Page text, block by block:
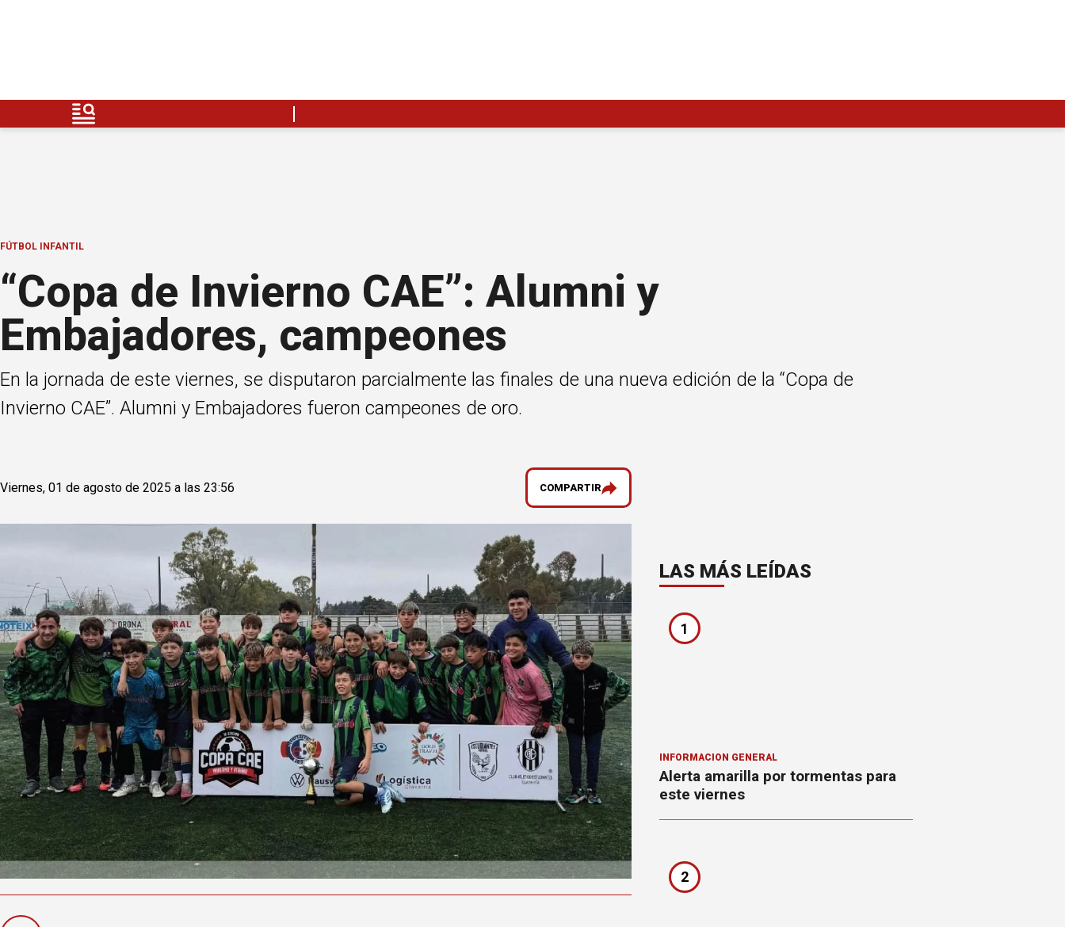
FÚTBOL INFANTIL
“Copa de Invierno CAE”: Alumni y
Embajadores, campeones
En la jornada de este viernes, se disputaron parcialmente las finales de una nueva edición de la “Copa de
Invierno CAE”. Alumni y Embajadores fueron campeones de oro.
Viernes, 01 de agosto de 2025 a las 23:56 COMPARTIR
LAS MÁS LEÍDAS
1
INFORMACION GENERAL
Alerta amarilla por tormentas para
este viernes
2